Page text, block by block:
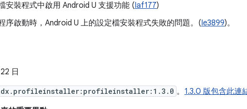
安裝程式中啟用 Android U 支援功能 (Iaf177)
序啟動時，Android U 上的設定檔安裝程式失敗的問題。(Ie3899)。
日
。 1.3.0 版包含此連